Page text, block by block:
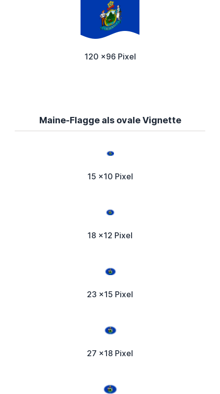
120 x96 Pixel
Maine-Flagge als ovale Vignette
15 x10 Pixel
18 x12 Pixel
23 x15 Pixel
27 x18 Pixel